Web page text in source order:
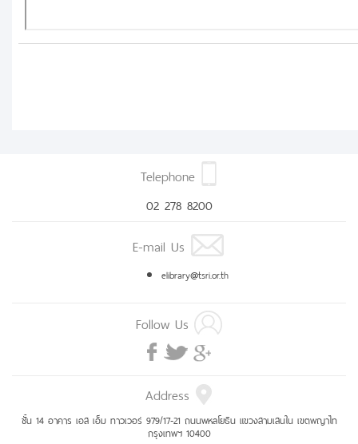
Telephone
02 278 8200
E-mail Us
elibrary@tsri.or.th
Follow Us
Address
ชั้น 14 อาคาร เอส เอ็ม ทาวเวอร์ 979/17-21 ถนนพหลโยธิน แขวงสามเสนใน เขตพญาไท
กรุงเทพฯ 10400